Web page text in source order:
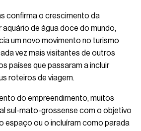
confirma o crescimento da
de água doce do mundo,
um novo movimento no turismo
vez mais visitantes de outros
países que passaram a incluir
roteiros de viagem.
do empreendimento, muitos
sul-mato-grossense com o objetivo
espaço ou o incluíram como parada